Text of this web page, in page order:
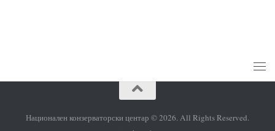
Национален конзерваторски центар © 2026. All Rights Reserved.